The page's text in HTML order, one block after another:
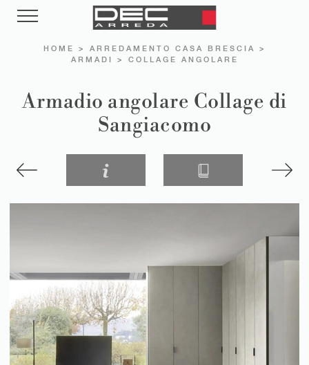
HOME > ARREDAMENTO CASA BRESCIA
>
ARMADI
> COLLAGE ANGOLARE
Armadio angolare Collage di
Sangiacomo